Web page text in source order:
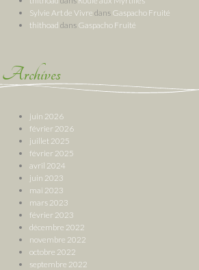
Sylvie Art de Vivre dans Gaspacho Fruité
thithoad dans Gaspacho Fruité
Archives
juin 2026
février 2026
juillet 2025
février 2025
avril 2024
juin 2023
mai 2023
mars 2023
février 2023
décembre 2022
novembre 2022
octobre 2022
septembre 2022